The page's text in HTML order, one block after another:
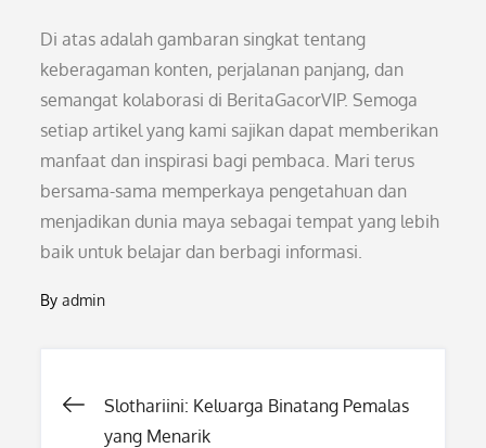
Di atas adalah gambaran singkat tentang
keberagaman konten, perjalanan panjang, dan
semangat kolaborasi di BeritaGacorVIP. Semoga
setiap artikel yang kami sajikan dapat memberikan
manfaat dan inspirasi bagi pembaca. Mari terus
bersama-sama memperkaya pengetahuan dan
menjadikan dunia maya sebagai tempat yang lebih
baik untuk belajar dan berbagi informasi.
Byadmin
Post
Slothariini: Keluarga Binatang Pemalas
yang Menarik